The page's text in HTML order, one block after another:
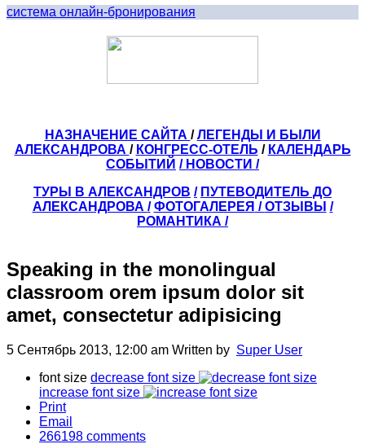
система онлайн-бронирования
НАЗНАЧЕНИЕ САЙТА /ЛЕГЕНДЫ И БЫЛИ
АЛЕКСАНДРОВА / КОНГРЕСС-ОТЕЛЬ / КАЛЕНДАРЬ
СОБЫТИЙ / НОВОСТИ /
ТУРЫ В АЛЕКСАНДРОВ / ПУТЕВОДИТЕЛЬ ДО
АЛЕКСАНДРОВА / ФОТОГАЛЕРЕЯ /ОТЗЫВЫ /
РОМАНТИКА /
Speaking in the monolingual
classroom orem ipsum dolor sit
amet, consectetur adipisicing
5 Сентябрь 2013, 12:00 am Written by Super User
font size decrease font size
increase font size
Print
Email
266198 comments